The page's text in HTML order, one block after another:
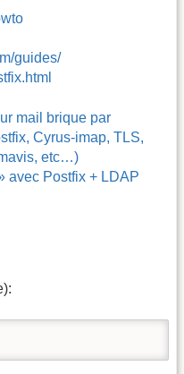
guides/
mail brique par
Cyrus-imap, TLS,
etc…)
avec Postfix + LDAP